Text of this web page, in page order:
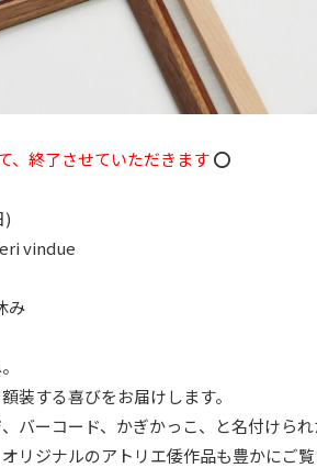
、終了させていただきます⭕️
)
vindue
み
装する喜びをお届けします。
バーコード、かぎかっこ、と名付けられ
リジナルのアトリエ倭作品も豊かにご覧